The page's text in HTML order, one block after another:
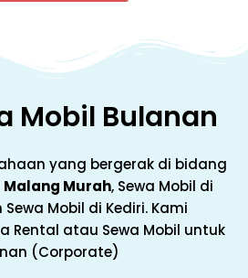
Mobil Bulanan
yang bergerak di bidang
Malang Murah, Sewa Mobil di
Mobil di Kediri. Kami
Rental atau Sewa Mobil untuk
(Corporate)